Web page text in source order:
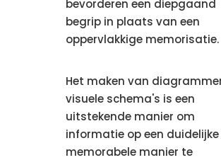
bevorderen een diepgaand
begrip in plaats van een
oppervlakkige memorisatie.
Het maken van
visuele schema's is een
uitstekende manier om
informatie op een duidelijke
memorabele manier te